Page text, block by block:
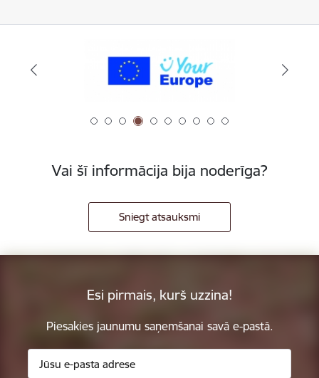
Vai šī informācija bija noderīga?
Sniegt atsauksmi
Esi pirmais, kurš uzzina!
Piesakies jaunumu saņemšanai savā e-pastā.